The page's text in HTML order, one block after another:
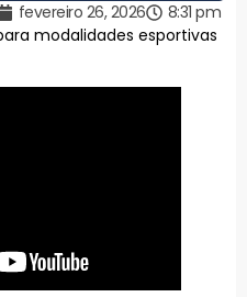
fevereiro 26, 2026
8:31 pm
modalidades esportivas